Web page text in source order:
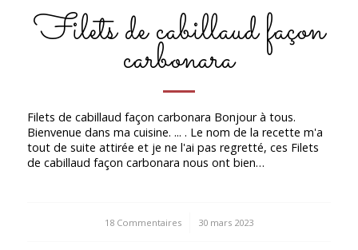
Filets de cabillaud façon
carbonara
Filets de cabillaud façon carbonara Bonjour à tous.
Bienvenue dans ma cuisine. ... . Le nom de la recette m'a
tout de suite attirée et je ne l'ai pas regretté, ces Filets
de cabillaud façon carbonara nous ont bien…
18 Commentaires
/ 30 mars 2023